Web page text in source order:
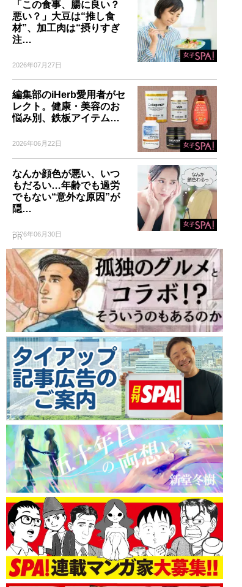
「この食事、腸に良い？
悪い？」大豆は“推し食
材”、加工肉は“摂りすぎ
注…
2026年07月27日
編集部のiHerb愛用者がセ
レクト。健康・美容のお
悩み別、鉄板アイテム…
2026年06月22日
なんか顔色が悪い、いつ
もだるい…年齢でも過労
でもない“意外な原因”が
隠…
2026年06月30日
PR